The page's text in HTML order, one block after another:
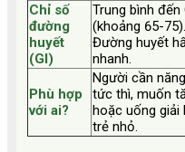
Chỉ số
đường
huyết
(GI)
Trung bình đến
(khoảng 65-75).
Đường huyết
nhanh.
Phù hợp
với ai?
Người cần
tức thì, muốn
hoặc uống giải
trẻ nhỏ.